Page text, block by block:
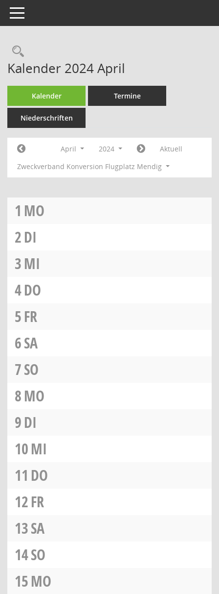
Toggle navigation
Rechercheauswahl
Kalender 2024 April
Kalender Termine
Niederschriften
April 2024
Aktuell
Zweckverband Konversion Flugplatz Mendig
1 MO
2DI
3MI
4DO
5FR
6SA
7SO
8MO
9DI
10MI
11 DO
12FR
13SA
14SO
15MO